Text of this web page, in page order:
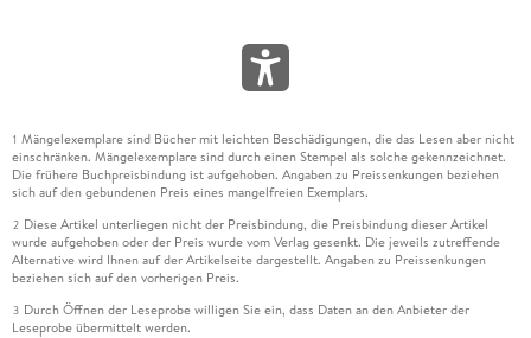
1 Mängelexemplare sind Bücher mit leichten Beschädigungen, die das Lesen aber nicht
einschränken. Mängelexemplare sind durch einen Stempel als solche gekennzeichnet.
Die frühere Buchpreisbindung ist aufgehoben. Angaben zu Preissenkungen beziehen
sich auf den gebundenen Preis eines mangelfreien Exemplars.
2 Diese Artikel unterliegen nicht der Preisbindung, die Preisbindung dieser Artikel
wurde aufgehoben oder der Preis wurde vom Verlag gesenkt. Die jeweils zutreffende
Alternative wird Ihnen auf der Artikelseite dargestellt. Angaben zu Preissenkungen
beziehen sich auf den vorherigen Preis.
3 Durch Öffnen der Leseprobe willigen Sie ein, dass Daten an den Anbieter der
Leseprobe übermittelt werden.